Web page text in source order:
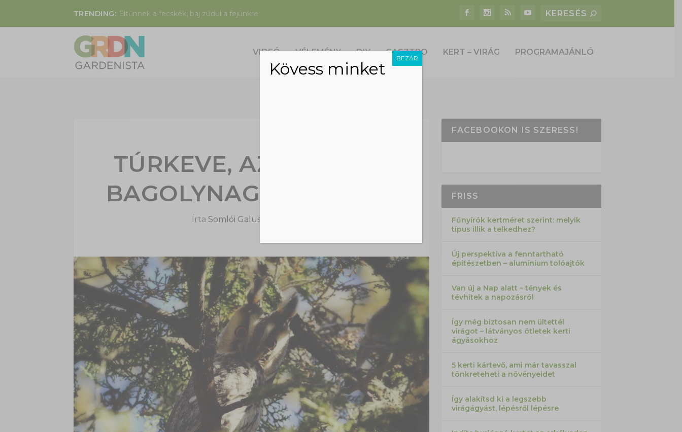
TRENDING: Eltűnnek a fecskék, baj zúdul a fejünkre
VIDEÓ VÉLEMÉNY DIY GASZTRO KERT – VIRÁG PROGRAMAJÁNLÓ
TÚRKEVE, AZ EURÓPAI
BAGOLYNAGYHATALOM
Írta Somlói Galuska
FACEBOOKON IS SZERESS!
FRISS
Fűnyírók kertméret szerint: melyik
típus illik a telkedhez?
Új perspektíva a fenntartható
építészetben – alumínium tolóajtók
Van új a Nap alatt – tények és
tévhitek a napozásról
Így még biztosan nem ültettél
virágot – látványos ötletek kerti
ágyásokhoz
5 kerti kártevő, ami már tavasszal
tönkreteheti a növényeidet
Így alakítsd ki a legszebb
virágágyást, lépésről lépésre
Kövess minket
BEZÁR